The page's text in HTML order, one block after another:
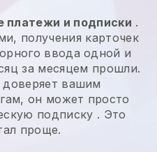
платежи и подписки .
получения карточек
ввода одной и
за месяцем прошли.
вашим
он может просто
подписку . Это
проще.